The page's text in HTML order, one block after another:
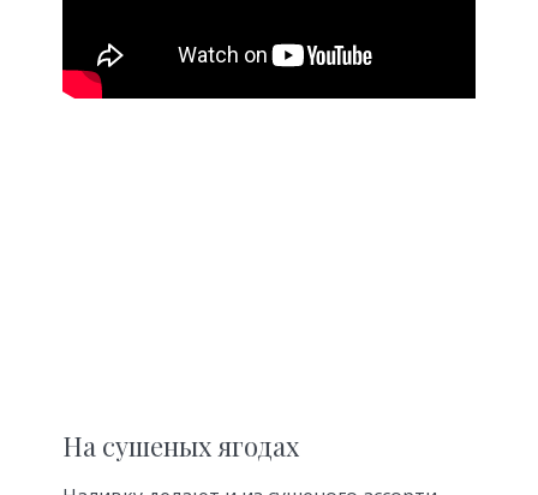
На сушеных ягодах